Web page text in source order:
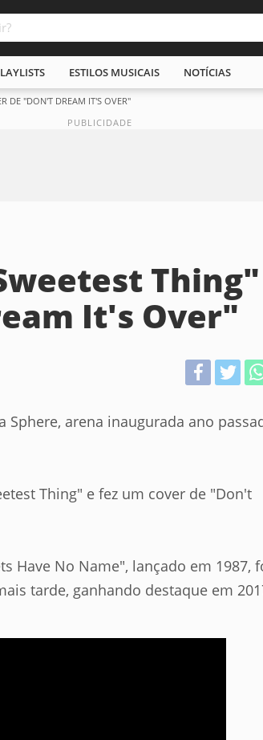
ESTILOS MUSICAIS NOTÍCIAS
DE "DON'T DREAM IT'S OVER"
It's Over"
Sphere, arena inaugurada ano
Thing" e fez um cover de "Don't
Have No Name", lançado em 1987,
tarde, ganhando destaque em